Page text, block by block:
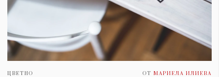
ЦВЕТНО ОТ МАРИЕЛА ИЛИЕВА